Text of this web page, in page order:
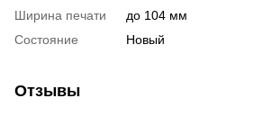
Ширина печати
до 104 мм
Состояние
Новый
Отзывы